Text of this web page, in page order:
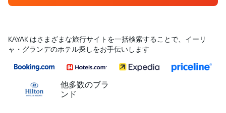
KAYAK はさまざまな旅行サイトを一括検索することで、イーリ
ャ・グランデのホテル探しをお手伝いします
他多数のブラ
ンド